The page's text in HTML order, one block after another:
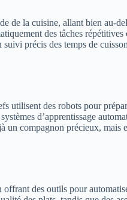
la cuisine, allant bien au-
des tâches
précis des temps de
utilisent des robots pour
d’apprentissage
un compagnon précieux,
des outils pour